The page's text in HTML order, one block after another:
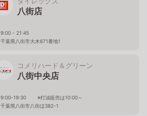
八街店
9:00 - 21:45
千葉県八街市大木671番地1
コメリハード＆グリーン
八街中央店
9:00-19:30 ※灯油販売は10:00～
千葉県八街市八街ほ382-1